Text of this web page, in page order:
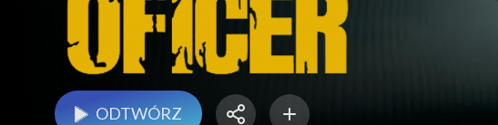
ODTWÓRZ